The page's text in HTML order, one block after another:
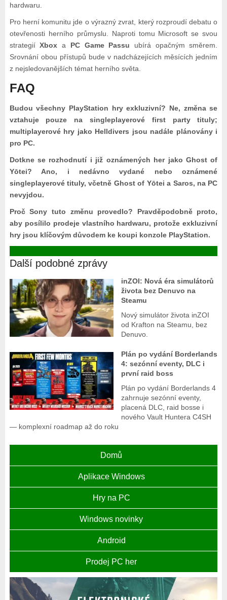
hardwaru.
Pro herní komunitu jde o výrazný zvrat, který rozproudí debatu o
otevřenosti herního průmyslu. Naproti tomu Microsoft se svou
strategiíXbox a PC Game Passu ubírá opačným směrem.
Srovnání obou přístupů bude v nadcházejících měsících jedním
z nejsledovanějších témat herního světa.
FAQ
Budou všechny PlayStation hry exkluzivní? Ne, změna se
vztahuje pouze na singleplayerové first party tituly;
multiplayerové hry jako Helldivers jsou nadále plánovány i
pro PC.
Dotkne se rozhodnutí i již oznámených her jako Ghost of
Yōtei? Ano, i nedávno vydané nebo oznámené
singleplayerové tituly, včetně Ghost of Yōtei a Saros, na PC
nevyjdou.
Proč Sony tuto změnu provedlo? Pravděpodobně proto,
aby posílilo prodeje vlastního hardwaru, protože exkluzivní
hry jsou klíčovým důvodem ke koupi konzole PlayStation.
Další podobné zprávy
inZOI: Nová éra simulátorů
života bez Denuvo na
Steamu
Nový simulátor života inZOI
od Krafton na Steamu, bez
Denuvo.
Plán po vydání Borderlands
4: sezónní eventy, DLC i
první raid boss
Plán po vydání Borderlands 4
zahrnuje sezónní eventy,
placená DLC, raid bosse i
nového Vault Huntera C4SH
— komplexní roadmap až do roku
Domů
Aplikace Windows
Hry na PC
Windows novinky
Android
Prodej PC her